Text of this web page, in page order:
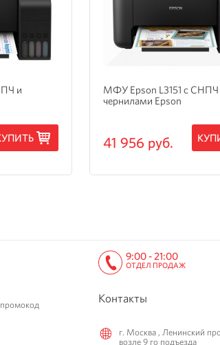
и
МФУ Epson L3151 с СНПЧ
чернилами Epson
41 956 руб.
промокод
9:00 - 21:00
ОТДЕЛ ПРОДАЖ
Контакты
г. Москва , Ленинский
возле 9 го подъезда